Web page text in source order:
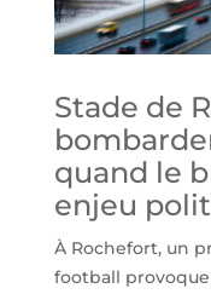
Stade de
quand le
enjeu
À Rochefort, un
football